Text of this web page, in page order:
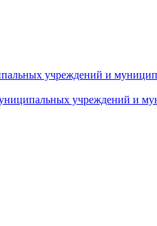
учреждений и
учреждений и